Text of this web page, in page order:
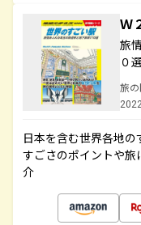
Ｗ
旅
０
旅
日本を含む世界各地の
すごさのポイントや
介